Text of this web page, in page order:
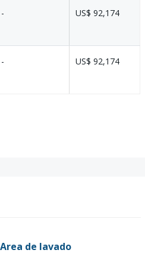
- US$ 92,174
- US$ 92,174
Area de lavado